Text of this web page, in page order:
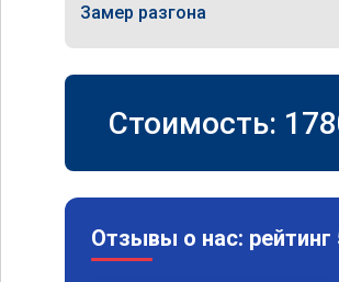
Замер разгона
Стоимость:
Отзывы о нас: рейтинг